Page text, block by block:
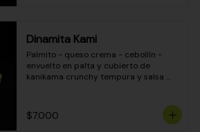
Dinamita Kami
Palmito - queso crema - cebollín -
envuelto en palta y cubierto de
kanikama crunchy tempura y salsa
$7.000